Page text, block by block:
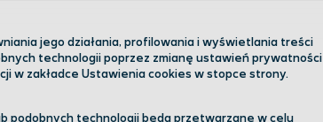
jego działania, profilowania i wyświetlania treści
technologii poprzez zmianę ustawień prywatności
w zakładce Ustawienia cookies w stopce strony.
podobnych technologii będą przetwarzane w celu